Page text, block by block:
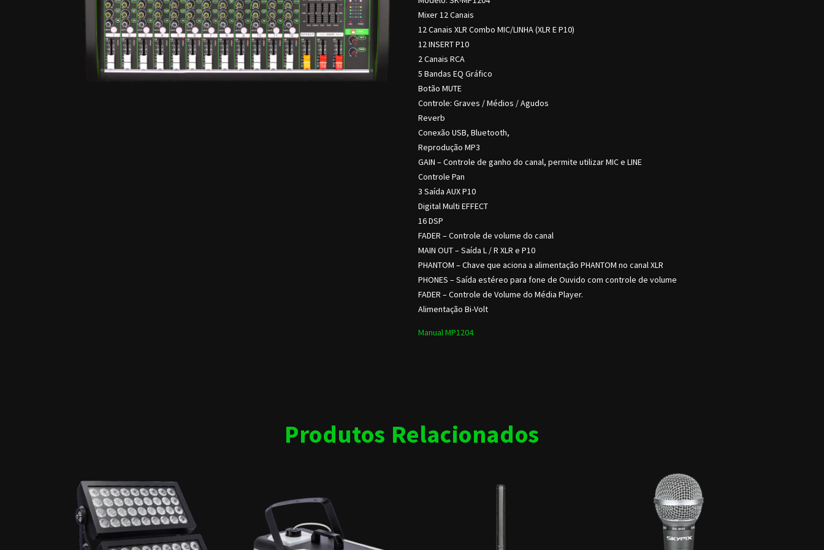
Mixer 12 Canais
12 Canais XLR Combo MIC/LINHA (XLR E P10)
12 INSERT P10
2 Canais RCA
5 Bandas EQ Gráfico
Botão MUTE
Controle: Graves / Médios / Agudos
Reverb
Conexão USB, Bluetooth,
Reprodução MP3
GAIN – Controle de ganho do canal, permite utilizar MIC e LINE
Controle Pan
3 Saída AUX P10
Digital Multi EFFECT
16 DSP
FADER – Controle de volume do canal
MAIN OUT – Saída L / R XLR e P10
PHANTOM – Chave que aciona a alimentação PHANTOM no canal XLR
PHONES – Saída estéreo para fone de Ouvido com controle de volume
FADER – Controle de Volume do Média Player.
Alimentação Bi-Volt
Manual MP1204
Produtos Relacionados